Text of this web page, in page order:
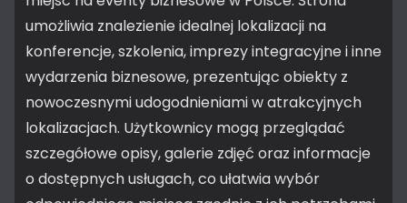
umożliwia znalezienie idealnej lokalizacji na
konferencje, szkolenia, imprezy integracyjne i inne
wydarzenia biznesowe, prezentując obiekty z
nowoczesnymi udogodnieniami w atrakcyjnych
lokalizacjach. Użytkownicy mogą przeglądać
szczegółowe opisy, galerie zdjęć oraz informacje
o dostępnych usługach, co ułatwia wybór